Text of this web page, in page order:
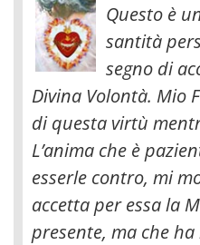
Questo è
santità
segno di
Divina Volontà. Mio
di questa virtù
L’anima che è
esserle contro, mi
accetta per essa la
presente, ma che